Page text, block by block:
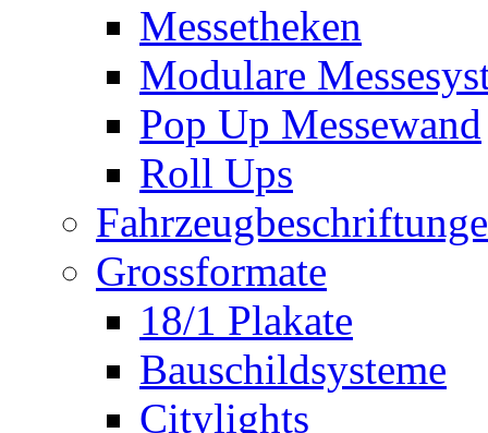
Messetheken
Modulare
Pop Up Messewand
Roll Ups
Grossformate
18/1 Plakate
Bauschildsysteme
Citylights